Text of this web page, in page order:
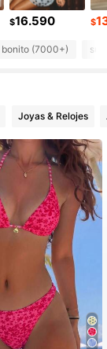
$16.590 $
bonito (7000+)
Joyas & Relojes